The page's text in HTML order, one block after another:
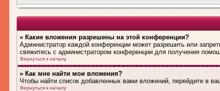
» Какие вложения разрешены на этой конференции?
Администратор каждой конференции может разрешить или
свяжитесь с администратором конференции для получения
Вернуться к началу
» Как мне найти мои вложения?
Чтобы найти список добавленных вами вложений, перейдите в
Вернуться к началу